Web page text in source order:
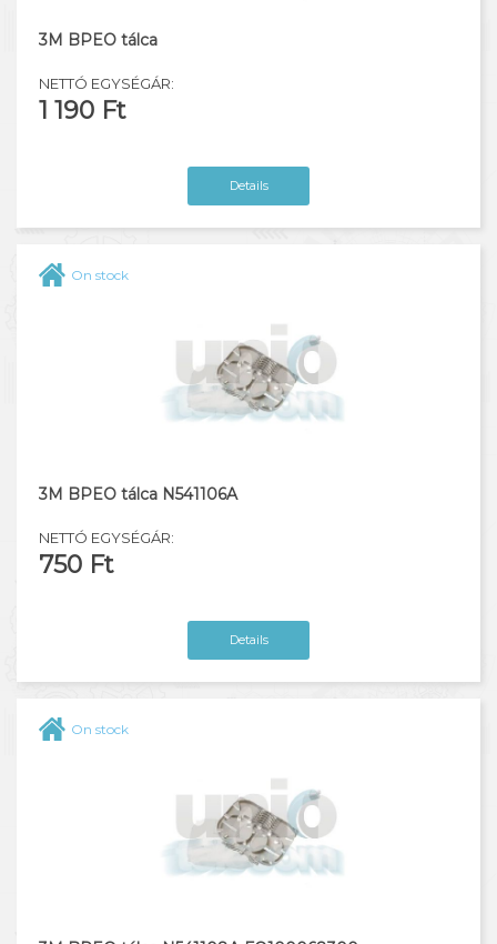
3M BPEO tálca
NETTÓ EGYSÉGÁR:
1 190 Ft
Details
On stock
3M BPEO tálca N541106A
NETTÓ EGYSÉGÁR:
750 Ft
Details
On stock